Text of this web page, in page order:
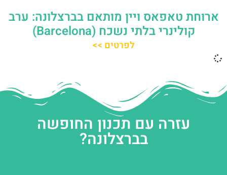
ארוחת טאפאס ויין מותאם בברצלונה: ערב
קולינרי בלתי נשכח (Barcelona)
לפרטים >>
עזרה עם תכנון החופשה
בברצלונה?